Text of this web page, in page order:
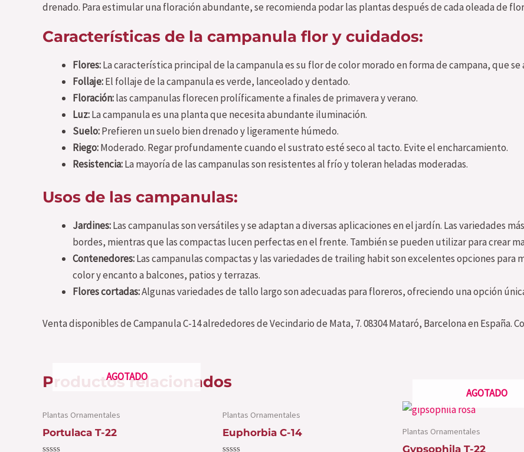
drenado. Para estimular una floración abundante, se recomienda podar las plantas después de cada oleada de
Características de la campanula flor y cuidados:
Flores:La característica principal de la campanula es su flor de color morado en forma de campana, que se
Follaje:El follaje de la campanula es verde, lanceolado y dentado.
Floración:las campanulas florecen prolíficamente a finales de primavera y verano.
Luz:La campanula es una planta que necesita abundante iluminación.
Suelo:Prefieren un suelo bien drenado y ligeramente húmedo.
Riego:Moderado. Regar profundamente cuando el sustrato esté seco al tacto. Evite el encharcamiento.
Resistencia:La mayoría de las campanulas son resistentes al frío y toleran heladas moderadas.
Usos de las campanulas:
Jardines:Las campanulas son versátiles y se adaptan a diversas aplicaciones en el jardín. Las variedades
bordes, mientras que las compactas lucen perfectas en el frente. También se pueden utilizar para crear
Contenedores:Las campanulas compactas y las variedades de trailing habit son excelentes opciones para
color y encanto a balcones, patios y terrazas.
Flores cortadas:Algunas variedades de tallo largo son adecuadas para floreros, ofreciendo una opción
Venta disponibles deCampanula C-14alrededores de Vecindario de Mata, 7. 08304 Mataró, Barcelona en España.
Productos relacionados
AGOTADO
Plantas Ornamentales
Portulaca T-22
Plantas Ornamentales
Euphorbia C-14
AGOTADO
Plantas Ornamentales
Gypsophila T-22